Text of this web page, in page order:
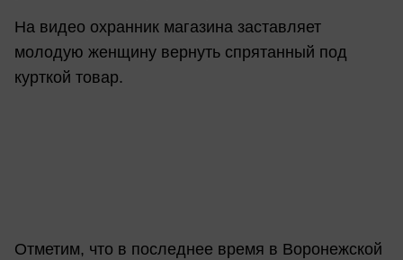
На видео охранник магазина заставляет
молодую женщину вернуть спрятанный под
курткой товар.
Отметим, что в последнее время в Воронежской